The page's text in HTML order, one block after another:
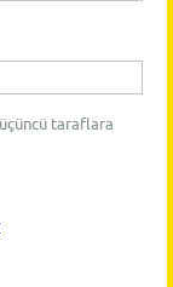
taraflara